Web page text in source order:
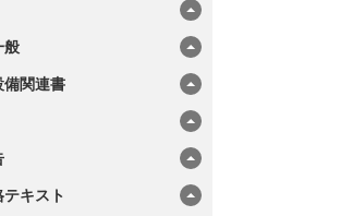
般
備関連書
キスト